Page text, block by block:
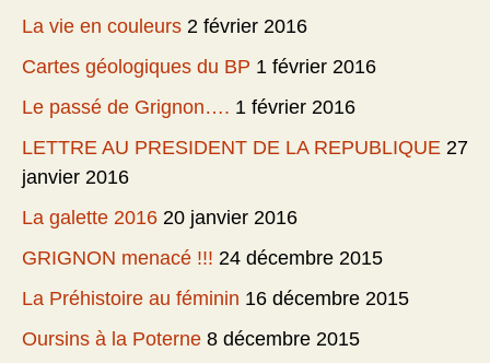
La vie en couleurs 2 février 2016
Cartes géologiques du BP 1 février 2016
Le passé de Grignon…. 1 février 2016
LETTRE AU PRESIDENT DE LA REPUBLIQUE 27
janvier 2016
La galette 2016 20 janvier 2016
GRIGNON menacé !!! 24 décembre 2015
La Préhistoire au féminin 16 décembre 2015
Oursins à la Poterne 8 décembre 2015